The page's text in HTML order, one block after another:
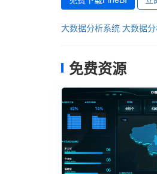
大数据分析系统 大数据
免费资源